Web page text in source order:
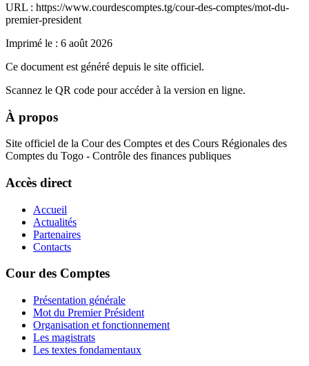
URL : https://www.courdescomptes.tg/cour-des-comptes/mot-du-
premier-president
Imprimé le : 6 août 2026
Ce document est généré depuis le site officiel.
Scannez le QR code pour accéder à la version en ligne.
À propos
Site officiel de la Cour des Comptes et des Cours Régionales des
Comptes du Togo - Contrôle des finances publiques
Accès direct
Accueil
Actualités
Partenaires
Contacts
Cour des Comptes
Présentation générale
Mot du Premier Président
Organisation et fonctionnement
Les magistrats
Les textes fondamentaux